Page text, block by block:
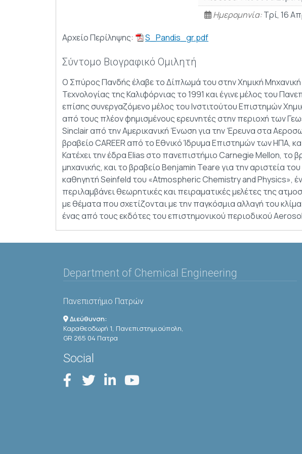
Ημερομηνία:Τρί, 16
Αρχείο Περίληψης: S_Pandis_gr.pdf
Σύντομο Βιογραφικό Ομιλητή
Ο Σπύρος Πανδής έλαβε το Δίπλωμά του στην Χημική
Τεχνολογίας της Καλιφόρνιας το 1991 και έγινε μέλος του
επίσης συνεργαζόμενο μέλος του Ινστιτούτου Επιστημών
από τους πλέον φημισμένους ερευνητές στην περιοχή των
Sinclair από την Αμερικανική Ένωση για την Έρευνα στα
βραβείο CAREER από το Εθνικό Ίδρυμα Επιστημών των ΗΠΑ,
Κατέχει την έδρα Elias στο πανεπιστήμιο Carnegie Mellon, το
μηχανικής, και το βραβείο Benjamin Teare για την αριστεία
καθηγητή Seinfeld του «Atmospheric Chemistry and Physics»,
περιλαμβάνει θεωρητικές και πειραματικές μελέτες της
με θέματα που σχετίζονται με την παγκόσμια αλλαγή του
ένας από τους εκδότες του επιστημονικού περιοδικού
Department of Chemical Engineering
Πανεπιστήμιο Πατρών
Διεύθυνση:
Καραθεοδωρή 1, Πανεπιστημιούπολη,
GR 265 04 Πατρα
Social